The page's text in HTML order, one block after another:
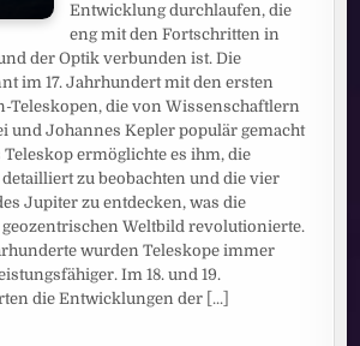
Entwicklung durchlaufen, die
eng mit den Fortschritten in
der Optik verbunden ist. Die
im 17. Jahrhundert mit den ersten
Teleskopen, die von Wissenschaftlern
und Johannes Kepler populär gemacht
ermöglichte es ihm, die
zu beobachten und die vier
Jupiter zu entdecken, was die
Weltbild revolutionierte.
wurden Teleskope immer
Im 18. und 19.
die Entwicklungen der [...]